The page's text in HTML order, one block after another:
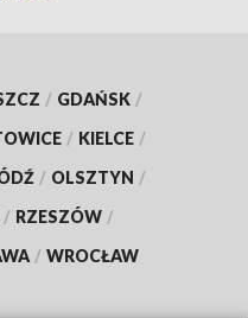
/ GDAŃSK /
/ KIELCE /
/ OLSZTYN /
/ RZESZÓW /
/ WROCŁAW